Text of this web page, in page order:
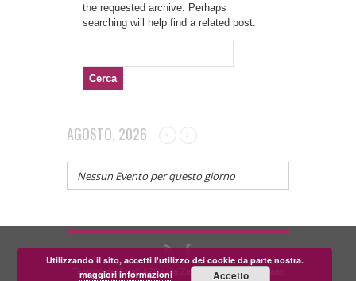
the requested archive. Perhaps
searching will help find a related post.
AGOSTO, 2026
Nessun Evento per questo giorno
Teatrino dei Fondi APS - via Zara, 58 56024 Corazzano
Utilizzando il sito, accetti l'utilizzo dei cookie da parte nostra.
maggiori informazioni
Accetto